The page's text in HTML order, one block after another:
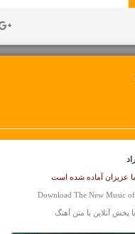
عزیزان آماده شده است
Download The New Music